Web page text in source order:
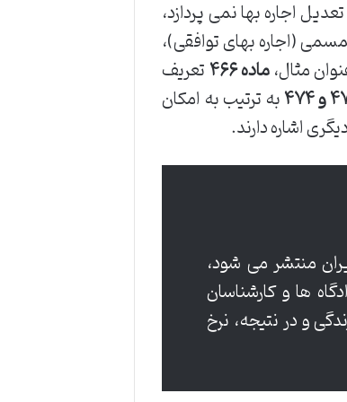
اجاره بها نمی پردازد،
(اجاره بهای توافقی)،
مثال،ماده ۴۶۶
تعریف
به ترتیب به امکان
اشاره دارند.
منتشر می شود،
ها و کارشناسان
و در نتیجه، نرخ